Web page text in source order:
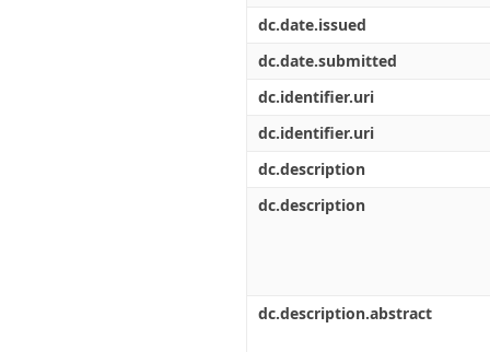
dc.date.issued
dc.date.submitted
dc.identifier.uri
dc.identifier.uri
dc.description
dc.description
dc.description.abstract